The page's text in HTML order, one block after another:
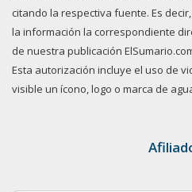
citando la respectiva fuente. Es
la información la correspondiente
de nuestra publicación
Esta autorización incluye el uso de
visible un ícono, logo o marca de